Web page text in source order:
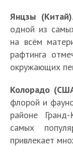
Янцзы (Китай)
одной из
на всём
рафтинга
окружающих
Колорадо
флорой и
районе
самых
привлекает